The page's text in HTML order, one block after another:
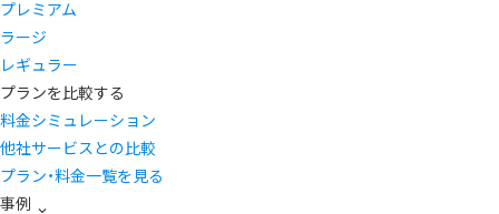
プレミアム
ラージ
レギュラー
プランを比較する
料金シミュレーション
他社サービスとの比較
プラン・料金一覧を見る
事例